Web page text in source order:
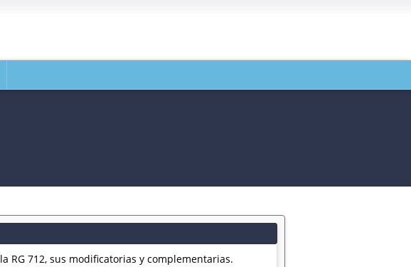
RG 712, sus modificatorias y complementarias.